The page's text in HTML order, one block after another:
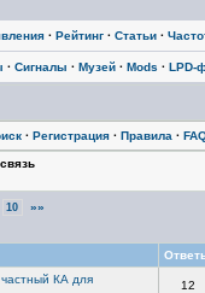
· Рейтинг · Статьи ·
· Сигналы · Музей · Mods · LPD-
· Регистрация · Правила ·
10 »»
КА для
12